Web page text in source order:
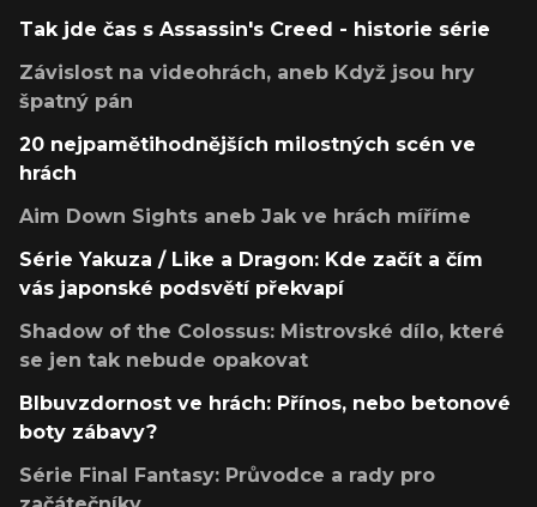
Tak jde čas s Assassin's Creed - historie série
Závislost na videohrách, aneb Když jsou hry
špatný pán
20 nejpamětihodnějších milostných scén ve
hrách
Aim Down Sights aneb Jak ve hrách míříme
Série Yakuza / Like a Dragon: Kde začít a čím
vás japonské podsvětí překvapí
Shadow of the Colossus: Mistrovské dílo, které
se jen tak nebude opakovat
Blbuvzdornost ve hrách: Přínos, nebo betonové
boty zábavy?
Série Final Fantasy: Průvodce a rady pro